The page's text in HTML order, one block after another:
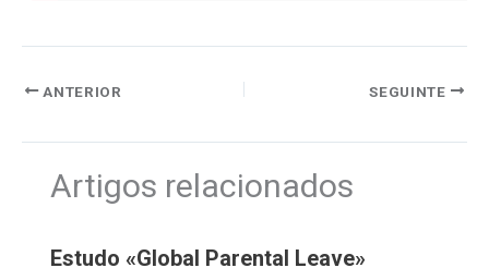
ANTERIOR SEGUINTE
Artigos relacionados
Estudo «Global Parental Leave»